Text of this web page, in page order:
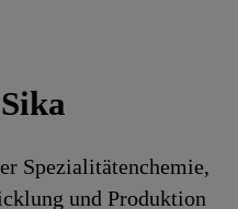
Spezialitätenchemie,
und Produktion